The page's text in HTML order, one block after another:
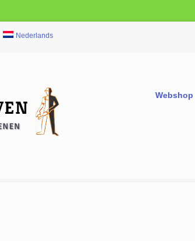
Nederlands
Webshop